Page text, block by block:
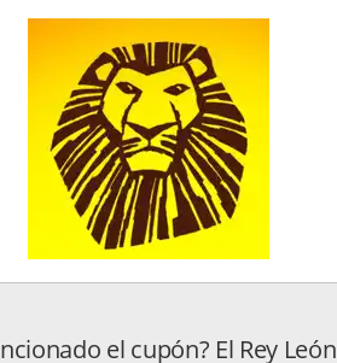
el cupón? El Rey León